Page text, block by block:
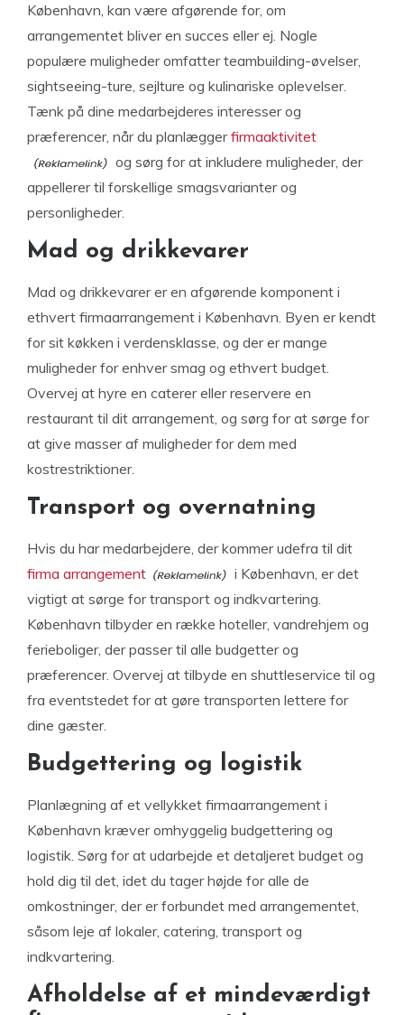
København, kan være afgørende for, om
arrangementet bliver en succes eller ej. Nogle
populære muligheder omfatter teambuilding-øvelser,
sightseeing-ture, sejlture og kulinariske oplevelser.
Tænk på dine medarbejderes interesser og
præferencer, når du planlæggerfirmaaktivitet
og sørg for at inkludere muligheder, der
appellerer til forskellige smagsvarianter og
personligheder.
Mad og drikkevarer
Mad og drikkevarer er en afgørende komponent i
ethvert firmaarrangement i København. Byen er kendt
for sit køkken i verdensklasse, og der er mange
muligheder for enhver smag og ethvert budget.
Overvej at hyre en caterer eller reservere en
restaurant til dit arrangement, og sørg for at sørge for
at give masser af muligheder for dem med
kostrestriktioner.
Transport og overnatning
Hvis du har medarbejdere, der kommer udefra til dit
firma arrangement
i København, er det
vigtigt at sørge for transport og indkvartering.
København tilbyder en række hoteller, vandrehjem og
ferieboliger, der passer til alle budgetter og
præferencer. Overvej at tilbyde en shuttleservice til og
fra eventstedet for at gøre transporten lettere for
dine gæster.
Budgettering og logistik
Planlægning af et vellykket firmaarrangement i
København kræver omhyggelig budgettering og
logistik. Sørg for at udarbejde et detaljeret budget og
hold dig til det, idet du tager højde for alle de
omkostninger, der er forbundet med arrangementet,
såsom leje af lokaler, catering, transport og
indkvartering.
Afholdelse af et mindeværdigt